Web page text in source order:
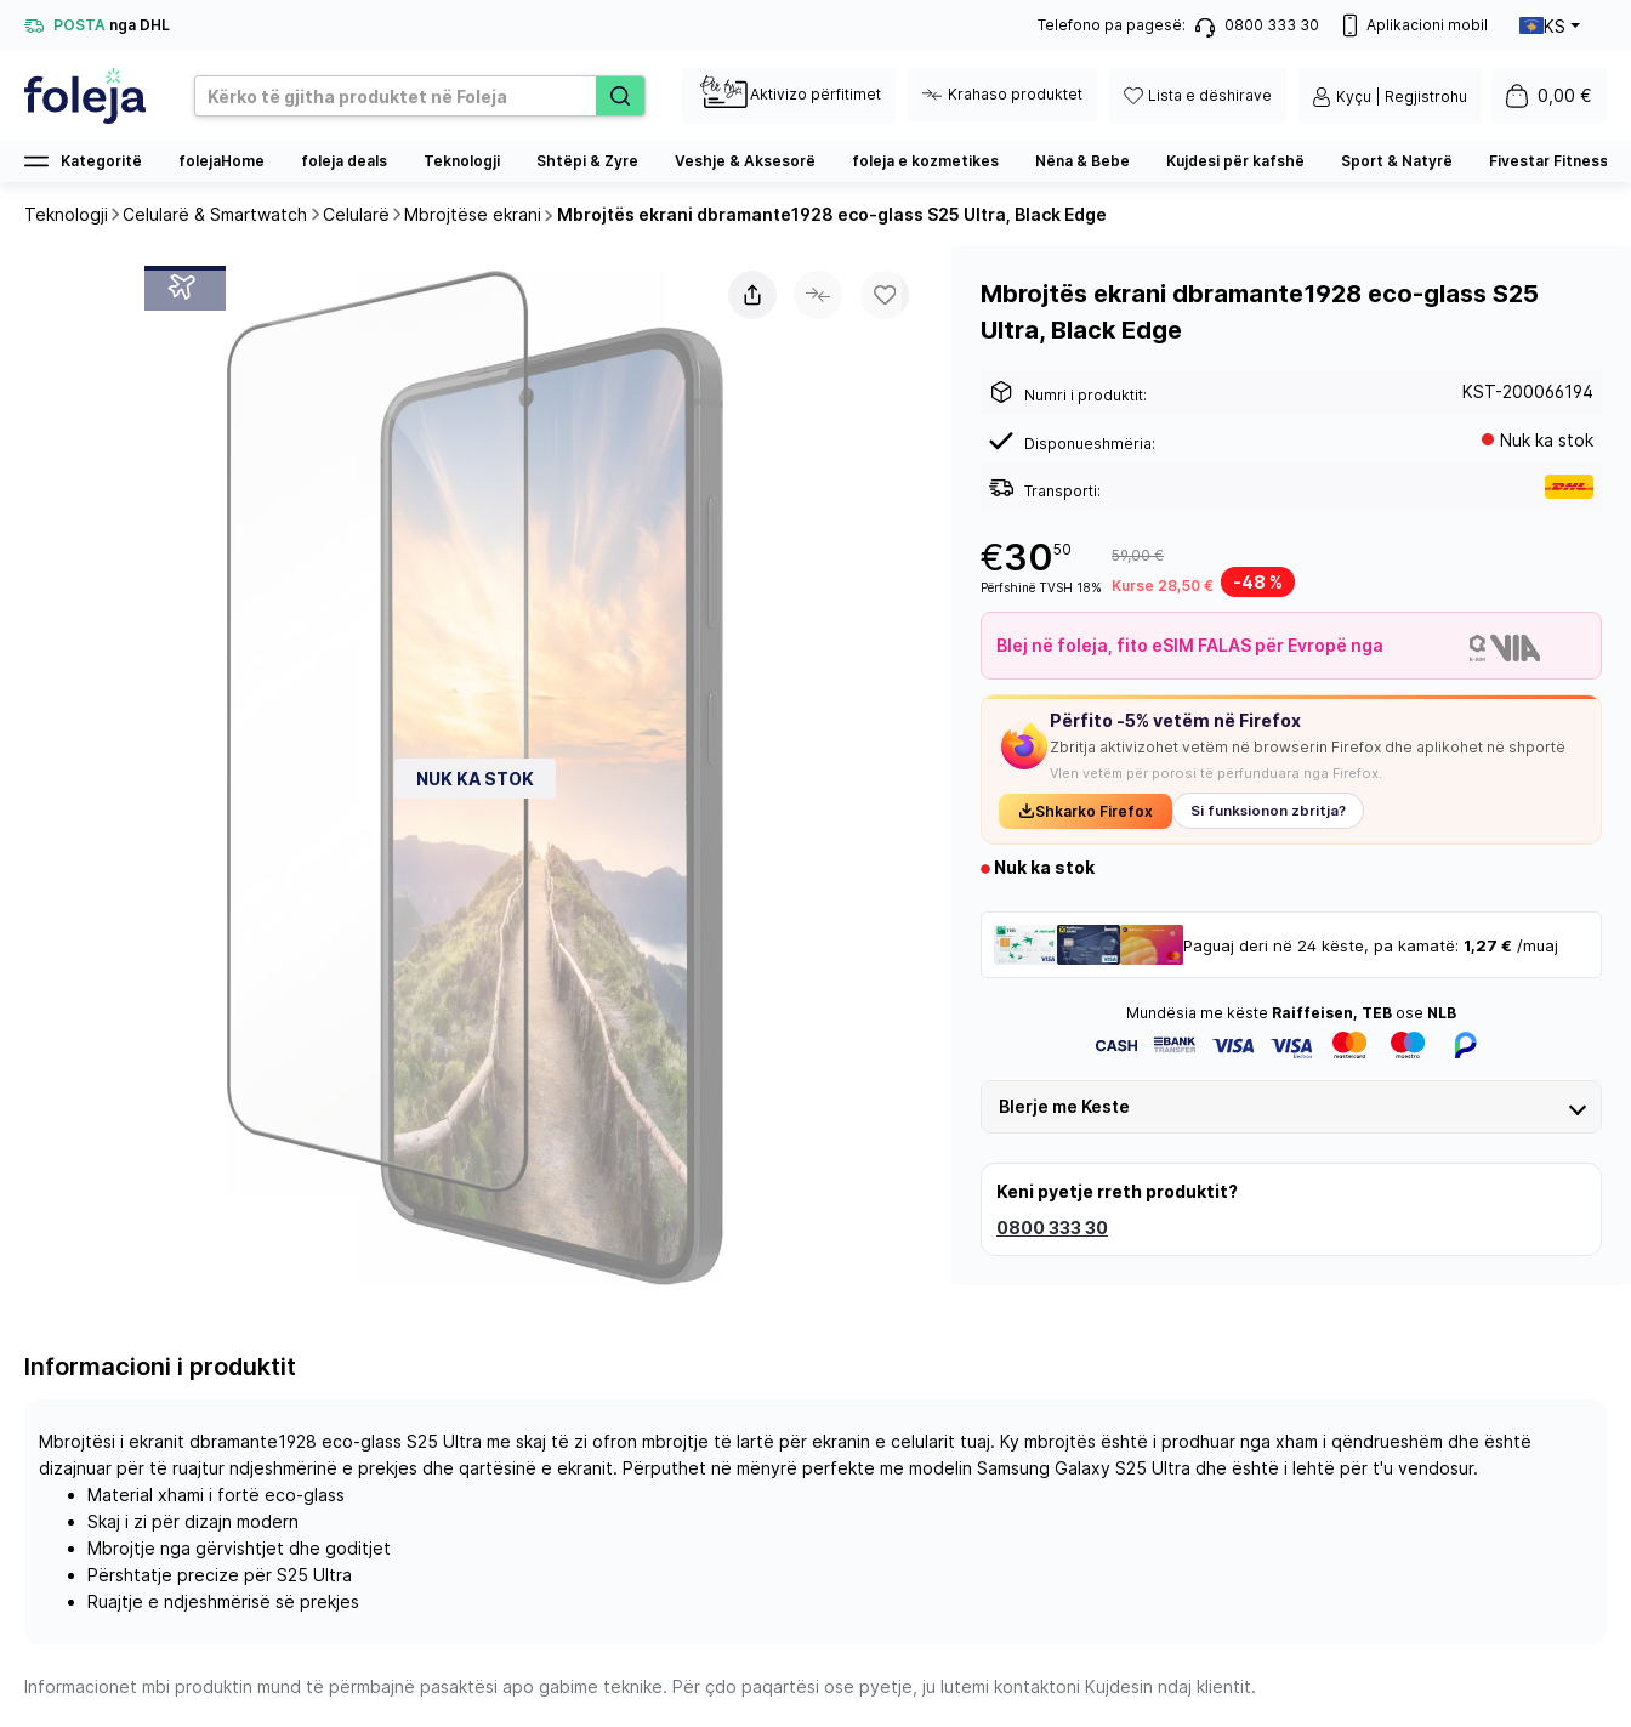
POSTA nga DHL Telefono pa pagesë: 0800 333 30 Aplikacioni mobil KS
Aktivizo përfitimet Krahaso produktet Lista e dëshirave Kyçu | Regjistrohu 0,00 €
Kategoritë folejaHome foleja deals Teknologji Shtëpi & Zyre Veshje & Aksesorë foleja e kozmetikes Nëna & Bebe Kujdesi për kafshë Sport & Natyrë Fivestar Fitness
Teknologji Celularë & Smartwatch Celularë Mbrojtëse ekrani Mbrojtës ekrani dbramante1928 eco-glass S25 Ultra, Black Edge
NUK KA STOK
Mbrojtës ekrani dbramante1928 eco-glass S25
Ultra, Black Edge
Numri i produktit: KST-200066194
Disponueshmëria: Nuk ka stok
Transporti:
€3050
Përfshinë TVSH 18%
59,00 €
Kurse 28,50 €
-48 %
Blej në foleja, fito eSIM FALAS për Evropë nga
Përfito -5% vetëm në Firefox
Zbritja aktivizohet vetëm në browserin Firefox dhe aplikohet në shportë
Vlen vetëm për porosi të përfunduara nga Firefox.
Shkarko Firefox Si funksionon zbritja?
Nuk ka stok
Paguaj deri në 24 këste, pa kamatë: 1,27 € /muaj
Mundësia me këste Raiffeisen, TEB ose NLB
Blerje me Keste
Keni pyetje rreth produktit?
0800 333 30
Informacioni i produktit
Mbrojtësi i ekranit dbramante1928 eco-glass S25 Ultra me skaj të zi ofron mbrojtje të lartë për ekranin e celularit tuaj. Ky mbrojtës është i prodhuar nga xham i qëndrueshëm dhe është
dizajnuar për të ruajtur ndjeshmërinë e prekjes dhe qartësinë e ekranit. Përputhet në mënyrë perfekte me modelin Samsung Galaxy S25 Ultra dhe është i lehtë për t'u vendosur.
Material xhami i fortë eco-glass
Skaj i zi për dizajn modern
Mbrojtje nga gërvishtjet dhe goditjet
Përshtatje precize për S25 Ultra
Ruajtje e ndjeshmërisë së prekjes
Informacionet mbi produktin mund të përmbajnë pasaktësi apo gabime teknike. Për çdo paqartësi ose pyetje, ju lutemi kontaktoni Kujdesin ndaj klientit.